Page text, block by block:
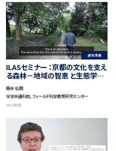
通常講義
ILASセミナー ：京都の文化を支え
る森林－地域の智恵 と生態学的
知見
藤井 弘明
全学共通科目, フィールド科学教育研究センター
2021年度